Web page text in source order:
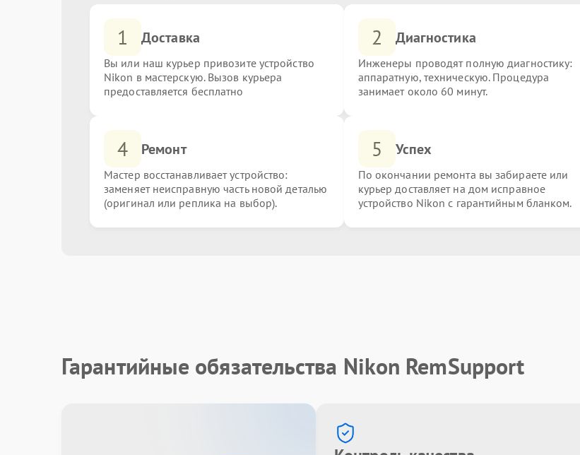
1 Доставка
Вы или наш курьер привозите устройство
Nikon в мастерскую. Вызов курьера
предоставляется бесплатно
2 Диагностика
Инженеры проводят полную диагностику:
аппаратную, техническую. Процедура
занимает около 60 минут.
4 Ремонт
Мастер восстанавливает устройство:
заменяет неисправную часть новой деталью
(оригинал или реплика на выбор).
5 Успех
По окончании ремонта вы забираете или
курьер доставляет на дом исправное
устройство Nikon с гарантийным бланком.
Гарантийные обязательства Nikon RemSupport